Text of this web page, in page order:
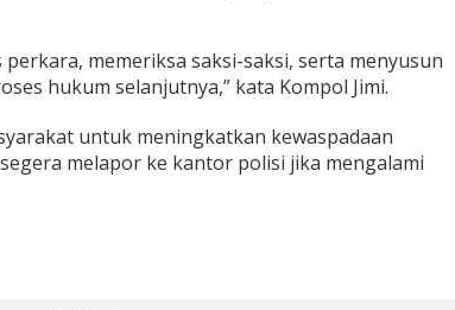
memeriksa saksi-saksi, serta menyusun
hukum selanjutnya,” kata Kompol Jimi.
untuk meningkatkan kewaspadaan
melapor ke kantor polisi jika mengalami